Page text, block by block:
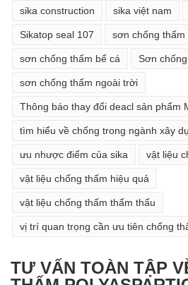
sika construction sika việt nam
Sikatop seal 107 sơn chống thấm
sơn chống thấm bể cá Sơn
sơn chống thấm ngoài trời
Thông báo thay đổi deacl sản phẩm
tìm hiểu về chống trong ngành xây
ưu nhược điểm của sika vật liệu
vật liệu chống thấm hiệu quả
vật liệu chống thấm thẩm thấu
vị trí quan trọng cần ưu tiên chống
TƯ VẤN TOÀN TẬP